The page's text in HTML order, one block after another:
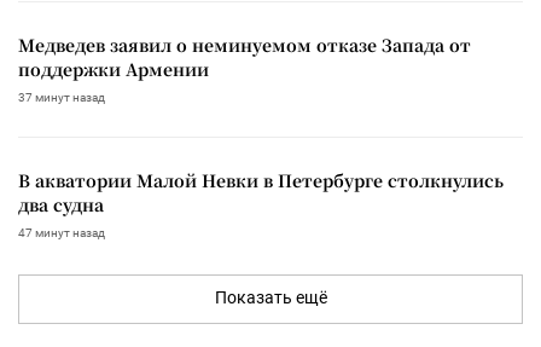
Медведев заявил о неминуемом отказе Запада от
поддержки Армении
37 минут назад
В акватории Малой Невки в Петербурге столкнулись
два судна
47 минут назад
Показать ещё